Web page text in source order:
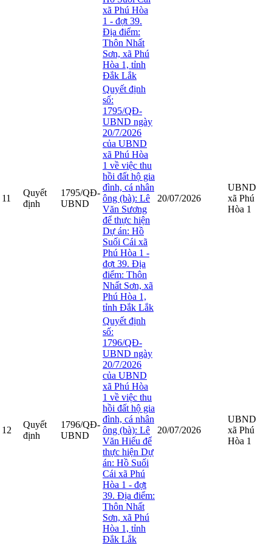
xã Phú Hòa
1 - đợt 39.
Địa điểm:
Thôn Nhất
Sơn, xã Phú
Hòa 1, tỉnh
Đắk Lắk
11
Quyết
định
1795/QĐ-
UBND
Quyết định
số:
1795/QĐ-
UBND ngày
20/7/2026
của UBND
xã Phú Hòa
1 về việc thu
hồi đất hộ gia
đình, cá nhân
ông (bà): Lê
Văn Sương
để thực hiện
Dự án: Hồ
Suối Cái xã
Phú Hòa 1 -
đợt 39. Địa
điểm: Thôn
Nhất Sơn, xã
Phú Hòa 1,
tỉnh Đắk Lắk
20/07/2026
UBND
xã Phú
Hòa 1
12
Quyết
định
1796/QĐ-
UBND
Quyết định
số:
1796/QĐ-
UBND ngày
20/7/2026
của UBND
xã Phú Hòa
1 về việc thu
hồi đất hộ gia
đình, cá nhân
ông (bà): Lê
Văn Hiếu để
thực hiện Dự
án: Hồ Suối
Cái xã Phú
Hòa 1 - đợt
39. Địa điểm:
Thôn Nhất
Sơn, xã Phú
Hòa 1, tỉnh
Đắk Lắk
20/07/2026
UBND
xã Phú
Hòa 1